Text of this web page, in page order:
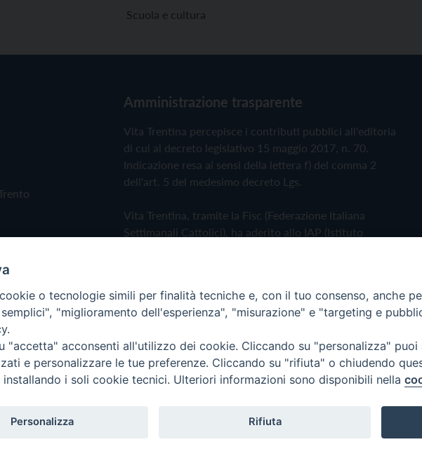
Scuola e cultura
Amministrazione trasparente
Vita Trentina percepisce i contributi pubblici all'editoria
di cui al decreto legislativo 15 maggio 2017, n. 70.
Indicazione resa ai sensi della lettera f) del comma 2
dell'art. 5 del medesimo decreto Lgs.
Vita Trentina, tramite la Fisc (Federazione Italiana
Settimanali Cattolici), ha aderito allo IAP (Istituto
Privacy Policy Cookie Policy
riservati - Vita Trentina Editrice
o tecnologie simili per finalità tecniche e, con il tuo consenso, anche
"miglioramento dell'esperienza", "misurazione" e "targeting e
"accetta" acconsenti all'utilizzo dei cookie. Cliccando su "personalizza"
e personalizzare le tue preferenze. Cliccando su "rifiuta" o chiudendo
installando i soli cookie tecnici. Ulteriori informazioni sono disponibili nella
Personalizza Rifiuta